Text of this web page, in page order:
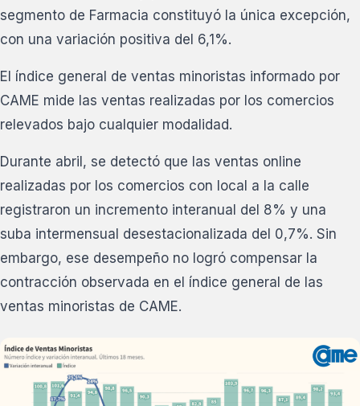
segmento de Farmacia constituyó la única excepción,
con una variación positiva del 6,1%.
El índice general de ventas minoristas informado por
CAME mide las ventas realizadas por los comercios
relevados bajo cualquier modalidad.
Durante abril, se detectó que las ventas online
realizadas por los comercios con local a la calle
registraron un incremento interanual del 8% y una
suba intermensual desestacionalizada del 0,7%. Sin
embargo, ese desempeño no logró compensar la
contracción observada en el índice general de las
ventas minoristas de CAME.